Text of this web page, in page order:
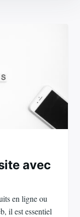
avec
en ligne ou
il est essentiel